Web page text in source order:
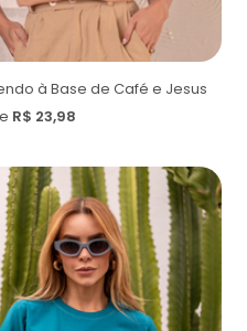
à Base de Café e Jesus
R$ 23,98